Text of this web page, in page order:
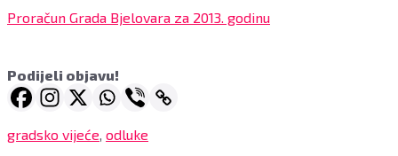
Proračun Grada Bjelovara za 2013. godinu
Podijeli objavu!
gradsko vijeće, odluke